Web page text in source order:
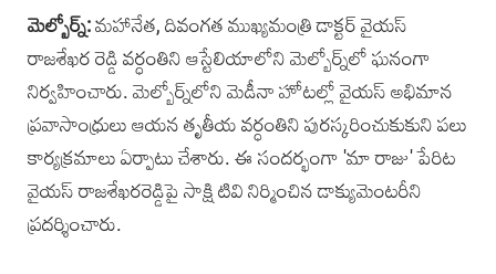
మెల్బోర్న్‌:మహానేత, దివంగత ముఖ్యమంత్రి డాక్టర్ వైయ‌స్
రాజశేఖర రెడ్డి వ‌ర్ధంతిని ఆస్టేలియాలోని మెల్బోర్న్‌లో ఘనంగా
నిర్వహించారు. మెల్బోర్న్‌లోని మెడీనా హోటల్లో వైయస్‌ అభిమాన
ప్రవాసాంధ్రులు ఆయన తృతీయ వర్ధంతిని పురస్కరించుకుకుని పలు
కార్యక్రమాలు ఏర్పాటు చేశారు. ఈ సందర్భంగా 'మా రాజు' పేరిట
వైయస్ రాజశేఖరరెడ్డిపై‌ సాక్షి టివి నిర్మించిన డాక్యుమెంటరీని
ప్రదర్శించారు.